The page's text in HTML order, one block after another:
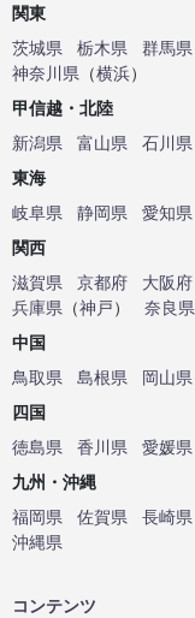
関東
茨城県
栃木県 群馬県
神奈川県 （横浜）
甲信越・北陸
新潟県
富山県 石川県
東海
岐阜県
静岡県 愛知県
関西
滋賀県
京都府 大阪府
兵庫県 （神戸） 奈良県
中国
鳥取県
島根県 岡山県
四国
徳島県
香川県 愛媛県
九州・沖縄
福岡県
佐賀県 長崎県
沖縄県
コンテンツ